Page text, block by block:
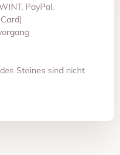
PayPal,
Steines sind nicht